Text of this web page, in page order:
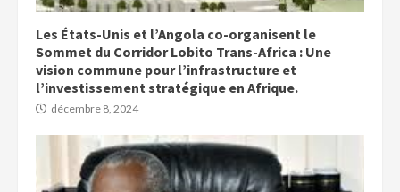
Les États-Unis et l’Angola co-organisent le
Sommet du Corridor Lobito Trans-Africa : Une
vision commune pour l’infrastructure et
l’investissement stratégique en Afrique.
décembre 8, 2024